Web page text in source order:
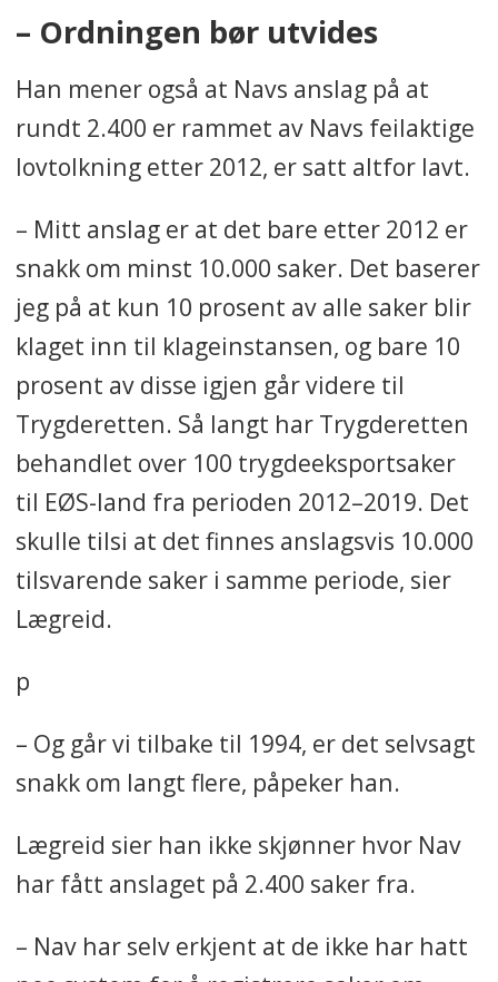
– Ordningen bør utvides
Han mener også at Navs anslag på at
rundt 2.400 er rammet av Navs feilaktige
lovtolkning etter 2012, er satt altfor lavt.
– Mitt anslag er at det bare etter 2012 er
snakk om minst 10.000 saker. Det baserer
jeg på at kun 10 prosent av alle saker blir
klaget inn til klageinstansen, og bare 10
prosent av disse igjen går videre til
Trygderetten. Så langt har Trygderetten
behandlet over 100 trygdeeksportsaker
til EØS-land fra perioden 2012–2019. Det
skulle tilsi at det finnes anslagsvis 10.000
tilsvarende saker i samme periode, sier
Lægreid.
p
– Og går vi tilbake til 1994, er det selvsagt
snakk om langt flere, påpeker han.
Lægreid sier han ikke skjønner hvor Nav
har fått anslaget på 2.400 saker fra.
– Nav har selv erkjent at de ikke har hatt